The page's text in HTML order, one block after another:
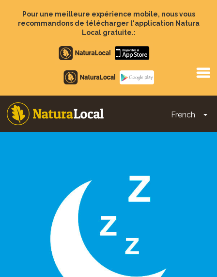
contenu
Pour une meilleure expérience mobile, nous vous
recommandons de télécharger l'application Natura
Local gratuite.:
Apple
store
Google
Play
French
Main